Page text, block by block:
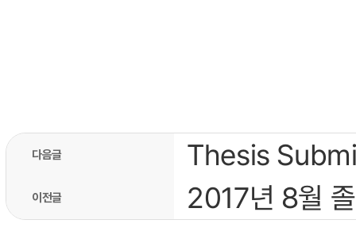
다음글 Thesis
이전글 2017년 8월